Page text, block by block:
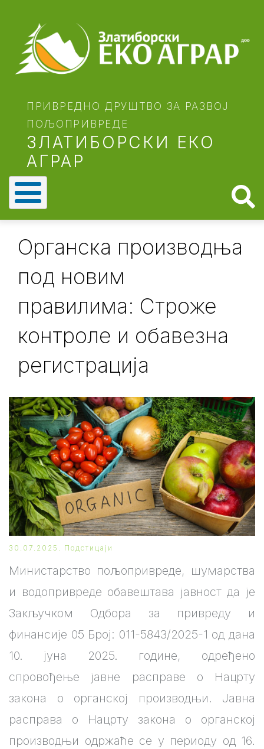
main
content
ЗЛАТИБОРСКИ ЕКО
АГРАР
ПРИВРЕДНО ДРУШТВО ЗА РАЗВОЈ
ПОЉОПРИВРЕДЕ
Органска производња
под новим
правилима: Строже
контроле и обавезна
регистрација
30.07.2025. Подстицаји
Министарство пољопривреде, шумарства
и водопривреде обавештава јавност да је
Закључком Одбора за привреду и
финансије 05 Број: 011-5843/2025-1 од дана
10. јуна 2025. године, одређено
спровођење јавне расправе о Нацрту
закона о органској производњи. Јавна
расправа о Нацрту закона о органској
производњи одржаће се у периоду од 16.